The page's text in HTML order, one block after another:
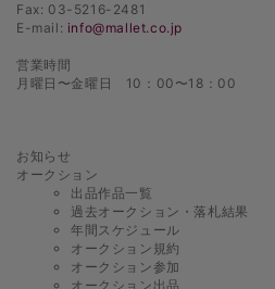
Fax: 03-5216-2481
E-mail: info@mallet.co.jp
営業時間
月曜日〜金曜日 10：00〜18：00
お知らせ
オークション
出品作品一覧
過去オークション・落札結果
年間スケジュール
オークション規約
オークション参加
オークション出品